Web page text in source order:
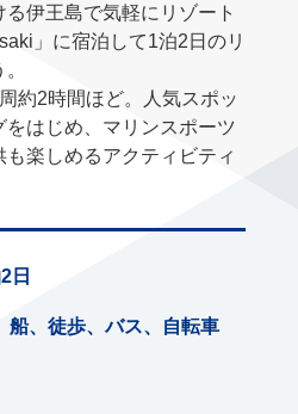
伊王島で気軽にリゾート
」に宿泊して1泊2日のリ
約2時間ほど。人気スポッ
をはじめ、マリンスポーツ
楽しめるアクティビティ
日
船、徒歩、バス、自転車